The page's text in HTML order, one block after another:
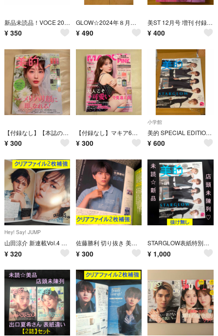
新品未読品！VOCE 2026年9月号 田村保乃 金村美玖、マキア 橋本環奈
¥ 350
GLOW☆2024年８月号（MEGUMI・ディーン・フジオカ・稲垣吾郎）付録なし・本のみ
¥ 490
美ST 12月号 増刊 付録なし 本のみ 未読 表紙：西山智樹 前田大輔 美st
¥ 400
【付録なし】【本誌のみ】美的スペシャル増刊 2025年 12月号 [雑誌]
¥ 300
【付録なし】マキア6月号特別版小嶋陽菜表紙版 ( 6－ 1) 2026年 06月号 [雑誌]
¥ 300
小学館
美的 SPECIAL EDITION 2026年 09月号 [雑誌]
¥ 600
Hey! Say! JUMP
山田涼介 新連載Vol.4 VOCE 2026年9月号【最新号】 切り抜き 店頭未陳列美品 クリアファイル2枚補強
¥ 320
佐藤勝利 切り抜き 美的 2026年8月号掲載記事 インタビュー クリアファイル2枚補強
¥ 300
STARGLOW表紙特別版(厚紙ピンナップ付き) 美的 2026年9月号増刊 抜けなし/付録なし 店頭未陳列美品
¥ 1,000